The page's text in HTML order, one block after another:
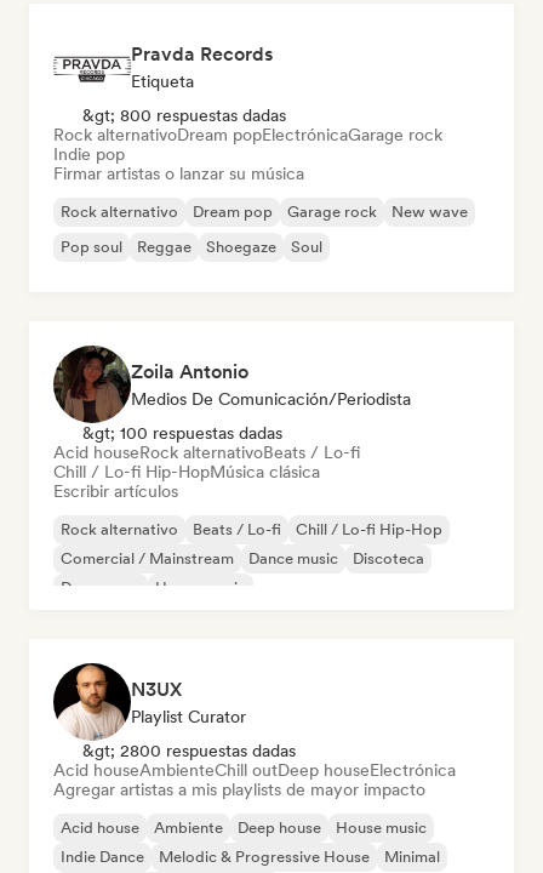
Pravda Records
Etiqueta
&gt; 800 respuestas dadas
Rock alternativoDream popElectrónicaGarage rock
Indie pop
Firmar artistas o lanzar su música
Rock alternativo Dream pop Garage rock
New wave
Pop soul
Reggae Shoegaze Soul
Zoila Antonio
Medios De Comunicación/Periodista
&gt; 100 respuestas dadas
Acid houseRock alternativoBeats / Lo-fi
Chill / Lo-fi Hip-HopMúsica clásica
Escribir artículos
Rock alternativo Beats / Lo-fi
Chill / Lo-fi Hip-Hop
Comercial / Mainstream
Dance music
Discoteca
Dream pop
House music
N3UX
Playlist Curator
&gt; 2800 respuestas dadas
Acid houseAmbienteChill outDeep houseElectrónica
Agregar artistas a mis playlists de mayor impacto
Acid house Ambiente Deep house
House music
Indie Dance
Melodic & Progressive House
Minimal